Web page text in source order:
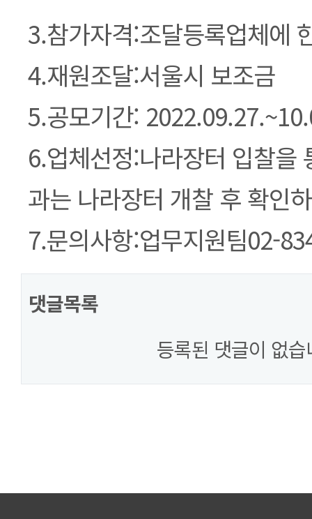
3.참가자격:조달등록업체에
4.재원조달:서울시 보조금
5.공모기간:
6.업체선정:나라장터 입찰을
과는 나라장터 개찰 후 확인
7.문의사항:업무지원팀02-
댓글목록
등록된 댓글이 없습